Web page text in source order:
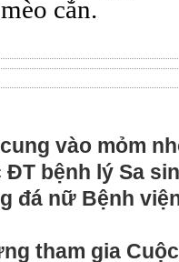
cắn.
vào mỏm
bệnh lý Sa
đá nữ Bệnh
tham gia